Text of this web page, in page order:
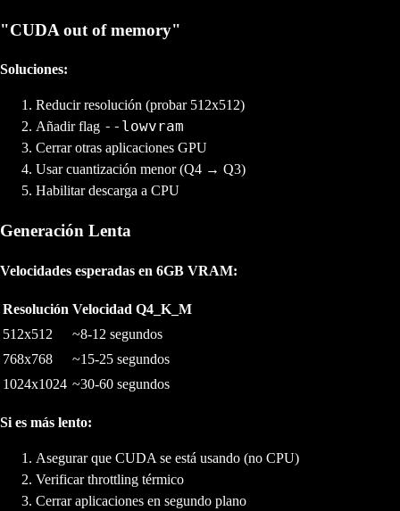
"CUDA out of memory"
Soluciones:
Reducir resolución (probar 512x512)
Añadir flag --lowvram
Cerrar otras aplicaciones GPU
Usar cuantización menor (Q4 → Q3)
Habilitar descarga a CPU
Generación Lenta
Velocidades esperadas en 6GB VRAM:
Resolución Velocidad Q4_K_M
512x512
~8-12 segundos
768x768
~15-25 segundos
1024x1024 ~30-60 segundos
Si es más lento:
Asegurar que CUDA se está usando (no CPU)
Verificar throttling térmico
Cerrar aplicaciones en segundo plano